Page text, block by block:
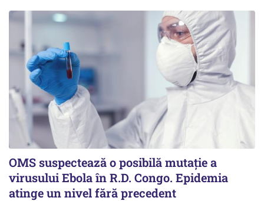
OMS suspectează o posibilă mutație a
virusului Ebola în R.D. Congo. Epidemia
atinge un nivel fără precedent